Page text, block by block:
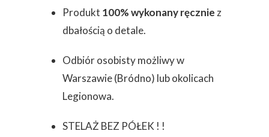
Produkt 100% wykonany ręcznie z
dbałością o detale.
Odbiór osobisty możliwy w
Warszawie (Bródno) lub okolicach
Legionowa.
STELAŻ BEZ PÓŁEK ! !